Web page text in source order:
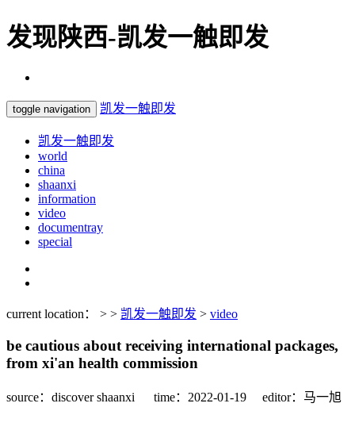
发现陕西-凯发一触即发
toggle navigation 凯发一触即发
凯发一触即发
world
china
shaanxi
information
video
documentray
special
current location： > > 凯发一触即发 > video
be cautious about receiving international packages,
from xi'an health commission
source：discover shaanxi time：2022-01-19 editor：马一旭